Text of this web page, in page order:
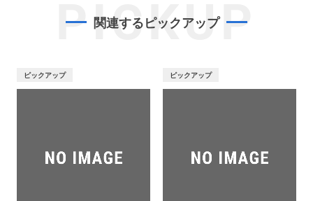
PICKUP
関連するピックアップ
ピックアップ ピックアップ